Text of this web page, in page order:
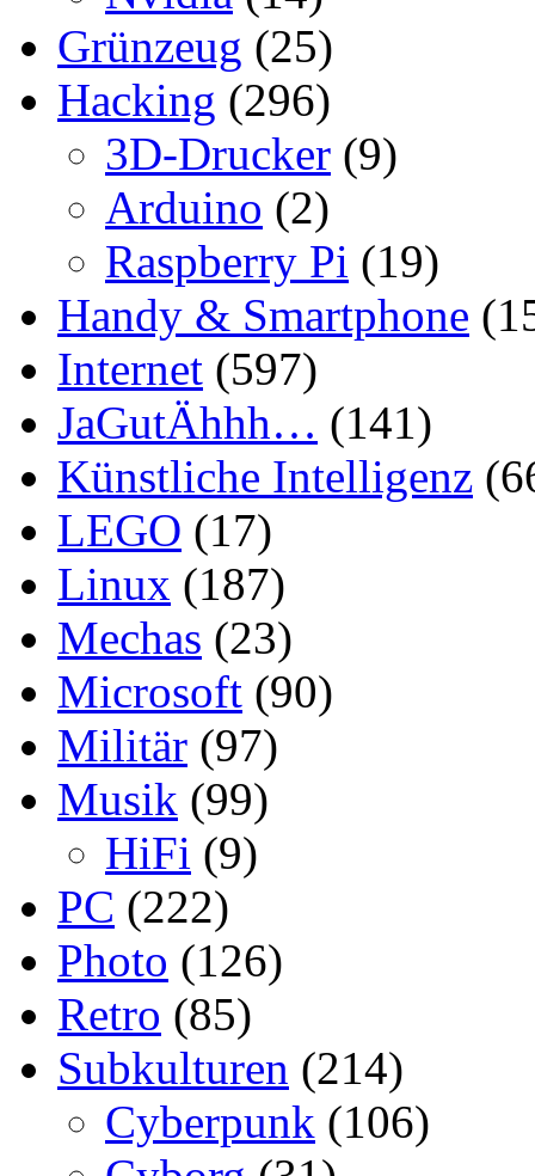
Grünzeug (25)
Hacking (296)
3D-Drucker (9)
Arduino (2)
Raspberry Pi (19)
Handy & Smartphone
Internet (597)
JaGutÄhhh… (141)
Künstliche Intelligenz
LEGO (17)
Linux (187)
Mechas (23)
Microsoft (90)
Militär (97)
Musik (99)
HiFi (9)
PC (222)
Photo (126)
Retro (85)
Subkulturen (214)
Cyberpunk (106)